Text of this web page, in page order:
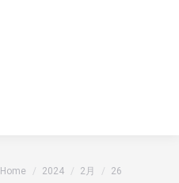
You are here:
Home 2024 2月 26